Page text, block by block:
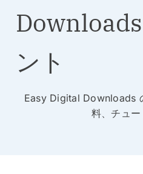
ント
Easy Digital Downloads
料、チュ